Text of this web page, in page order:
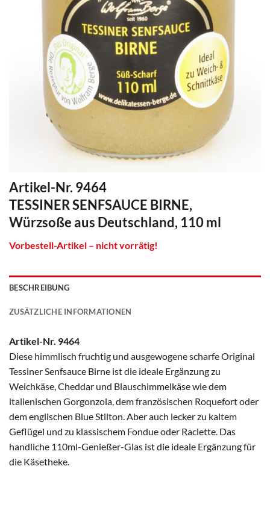
Artikel-Nr. 9464
TESSINER SENFSAUCE BIRNE,
Würzsoße aus Deutschland, 110 ml
Vorbestell-Artikel – nicht vorrätig!
BESCHREIBUNG
ZUSÄTZLICHE INFORMATIONEN
Artikel-Nr. 9464
Diese himmlisch fruchtig und ausgewogene scharfe Original
Tessiner Senfsauce Birne ist die ideale Ergänzung zu
Weichkäse, Cheddar und Blauschimmelkäse wie dem
italienischen Gorgonzola, dem französischen Roquefort oder
dem englischen Blue Stilton. Aber auch lecker zu kaltem
Geflügel und zu klassischem Fondue oder Raclette. Das
handliche 110ml-Genießer-Glas ist die ideale Ergänzung für
die Käsetheke.